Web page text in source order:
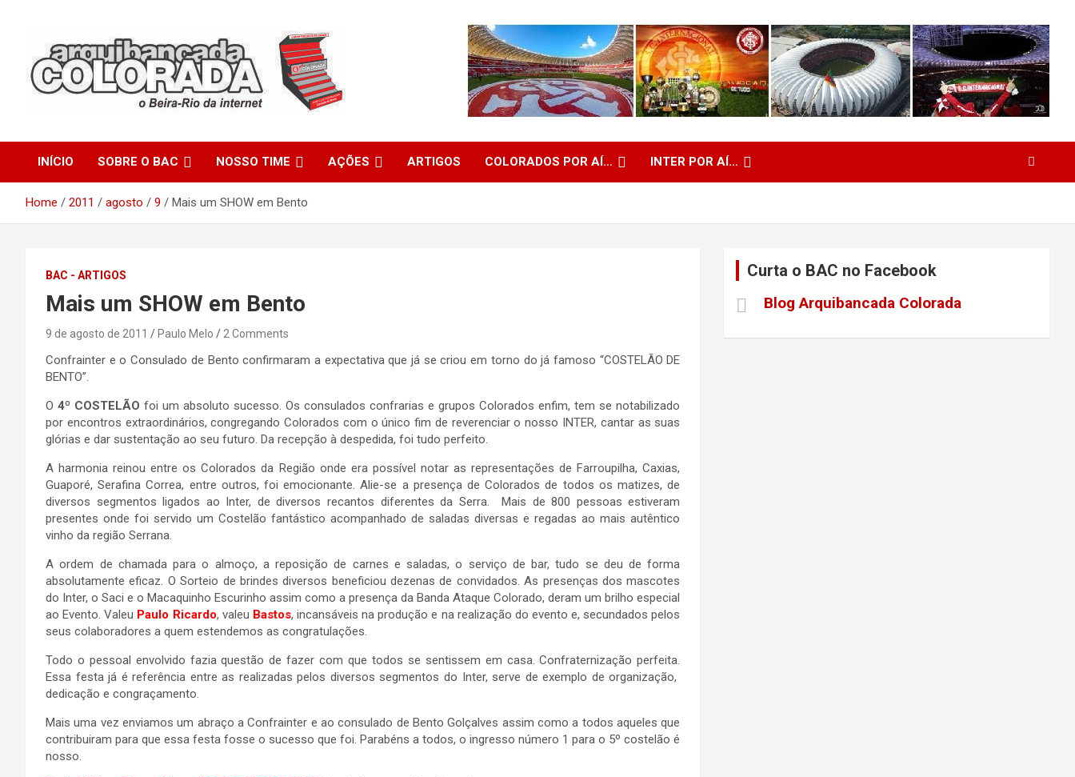
Arquibancada Colorada
INÍCIO SOBRE O BAC NOSSO TIME AÇÕES ARTIGOS COLORADOS POR AÍ… INTER POR AÍ…
Home 2011 agosto 9 Mais um SHOW em Bento
BAC - ARTIGOS
Mais um SHOW em Bento
9 de agosto de 2011 Paulo Melo 2 Comments
Confrainter e o Consulado de Bento confirmaram a expectativa que já se criou em torno do já famoso “COSTELÃO DE
BENTO”.
O4º COSTELÃO foi um absoluto sucesso. Os consulados confrarias e grupos Colorados enfim, tem se notabilizado
por encontros extraordinários, congregando Colorados com o único fim de reverenciar o nosso INTER, cantar as suas
glórias e dar sustentação ao seu futuro. Da recepção à despedida, foi tudo perfeito.
A harmonia reinou entre os Colorados da Região onde era possível notar as representações de Farroupilha, Caxias,
Guaporé, Serafina Correa, entre outros, foi emocionante. Alie-se a presença de Colorados de todos os matizes, de
diversos segmentos ligados ao Inter, de diversos recantos diferentes da Serra. Mais de 800 pessoas estiveram
presentes onde foi servido um Costelão fantástico acompanhado de saladas diversas e regadas ao mais autêntico
vinho da região Serrana.
A ordem de chamada para o almoço, a reposição de carnes e saladas, o serviço de bar, tudo se deu de forma
absolutamente eficaz. O Sorteio de brindes diversos beneficiou dezenas de convidados. As presenças dos mascotes
do Inter, o Saci e o Macaquinho Escurinho assim como a presença da Banda Ataque Colorado, deram um brilho especial
ao Evento. Valeu Paulo Ricardo, valeu Bastos, incansáveis na produção e na realização do evento e, secundados pelos
seus colaboradores a quem estendemos as congratulações.
Todo o pessoal envolvido fazia questão de fazer com que todos se sentissem em casa. Confraternização perfeita.
Essa festa já é referência entre as realizadas pelos diversos segmentos do Inter, serve de exemplo de organização,
dedicação e congraçamento.
Mais uma vez enviamos um abraço a Confrainter e ao consulado de Bento Golçalves assim como a todos aqueles que
contribuiram para que essa festa fosse o sucesso que foi. Parabéns a todos, o ingresso número 1 para o 5º costelão é
nosso.
Curta o BAC no Facebook
Blog Arquibancada Colorada